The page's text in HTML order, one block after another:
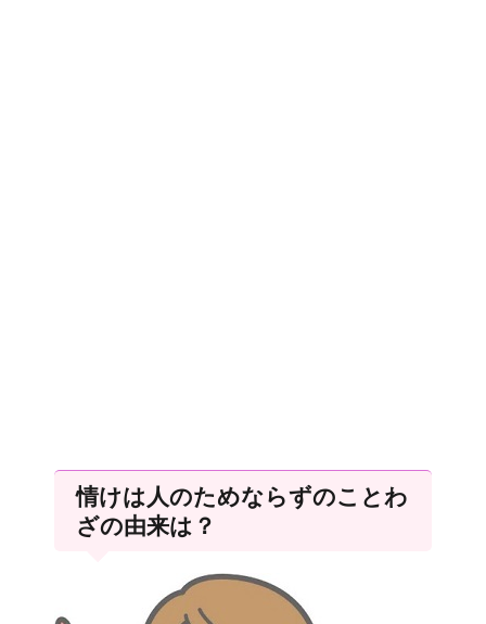
情けは人のためならずのことわ
ざの由来は？